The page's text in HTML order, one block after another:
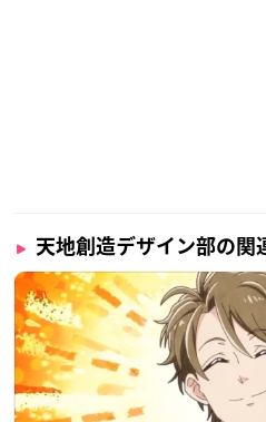
【初回仕様】
キャラクターデザイン＆総作画
スリーブ
【初回封入特典】
・原作･蛇蔵先生監修！特製「天
天地創造デザイン部の関